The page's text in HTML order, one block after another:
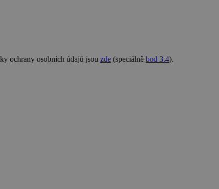
ochrany osobních údajů jsou zde (speciálně bod 3.4).